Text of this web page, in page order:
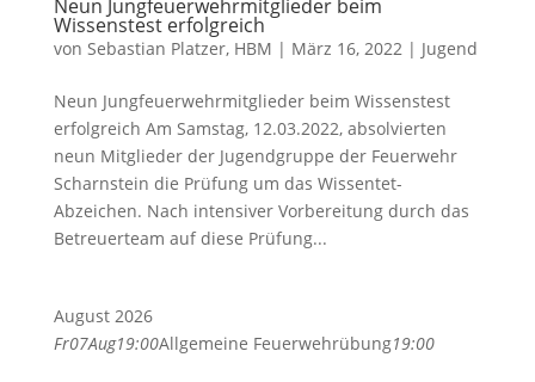
Neun Jungfeuerwehrmitglieder beim
Wissenstest erfolgreich
von Sebastian Platzer, HBM | März 16, 2022| Jugend
Neun Jungfeuerwehrmitglieder beim Wissenstest
erfolgreich Am Samstag, 12.03.2022, absolvierten
neun Mitglieder der Jugendgruppe der Feuerwehr
Scharnstein die Prüfung um das Wissentet-
Abzeichen. Nach intensiver Vorbereitung durch das
Betreuerteam auf diese Prüfung...
August 2026
Fr07Aug19:00Allgemeine Feuerwehrübung19:00